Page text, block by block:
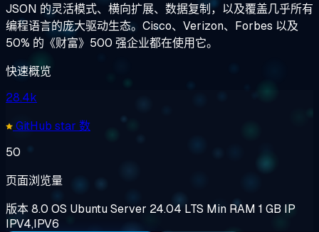
JSON 的灵活模式、横向扩展、数据复制，以及覆盖几乎所有
编程语言的庞大驱动生态。Cisco、Verizon、Forbes 以及
50% 的《财富》500 强企业都在使用它。
快速概览
28.4k
GitHub star 数
50
页面浏览量
版本8.0 OS Ubuntu Server 24.04 LTS Min RAM 1 GB IP
IPV4,IPV6